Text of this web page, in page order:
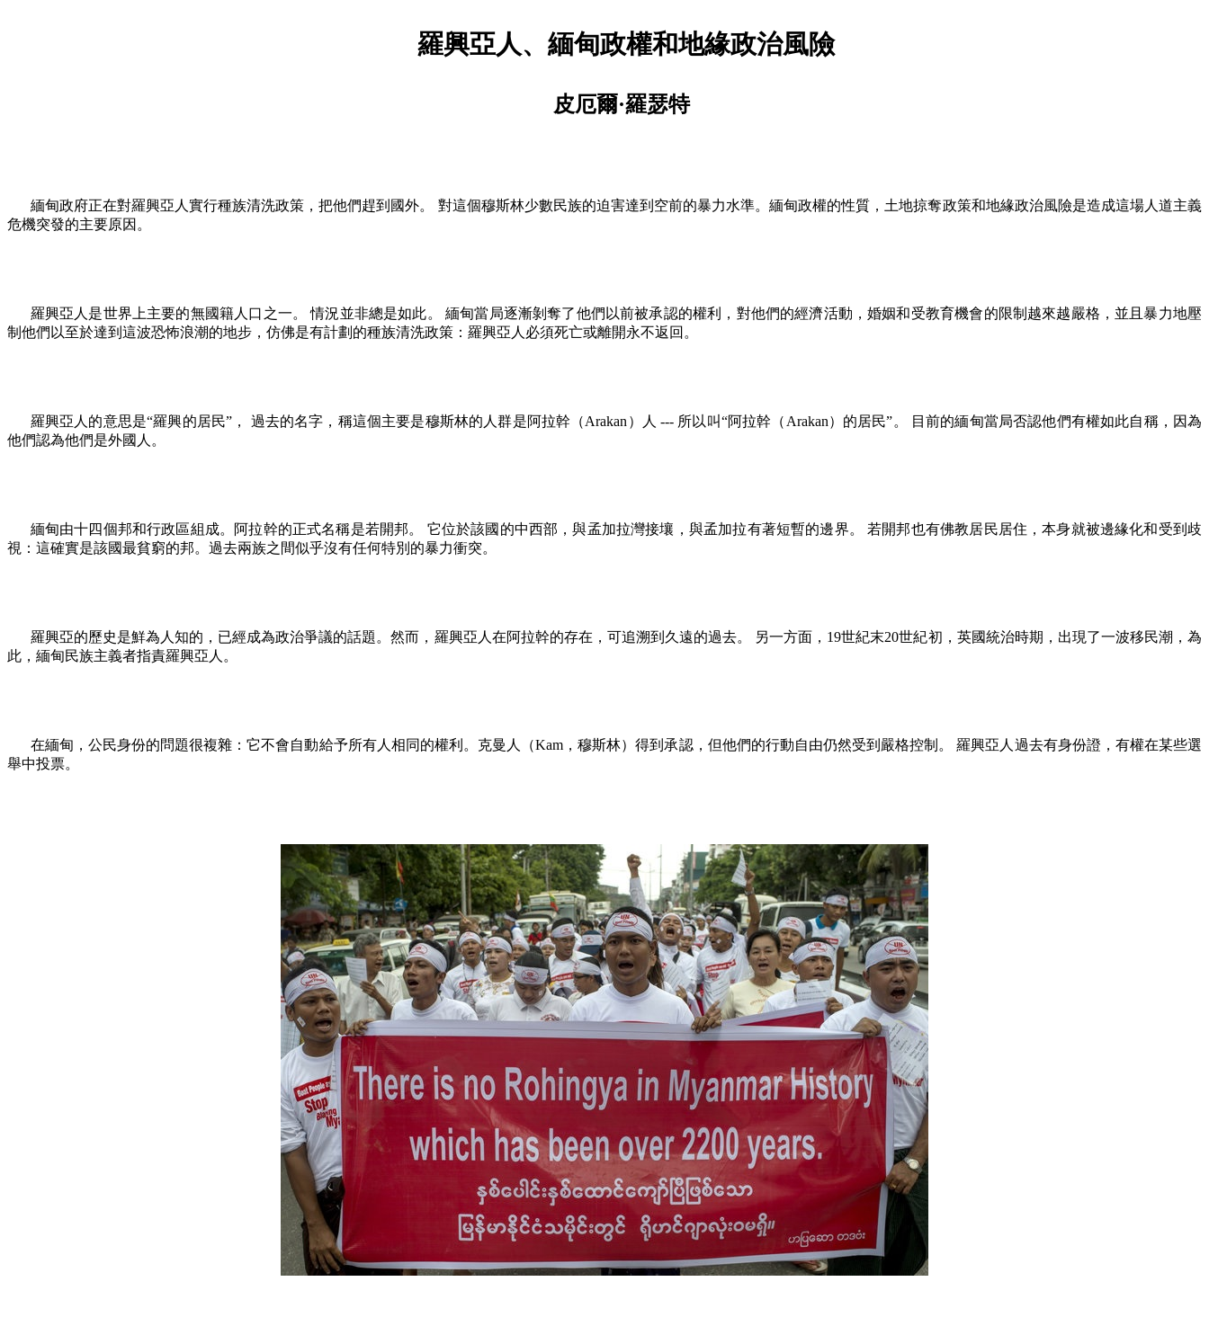
羅興亞人、緬甸政權和地緣政治風險
皮厄爾·羅瑟特
緬甸政府正在對羅興亞人實行種族清洗政策，把他們趕到國外。 對這個穆斯林少數民族的迫害達到空前的暴力水準。緬甸政權的性質，土地掠奪政策和地緣政治風險是造成這場人道主義
危機突發的主要原因。
羅興亞人是世界上主要的無國籍人口之一。 情況並非總是如此。 緬甸當局逐漸剝奪了他們以前被承認的權利，對他們的經濟活動，婚姻和受教育機會的限制越來越嚴格，並且暴力地壓
制他們以至於達到這波恐怖浪潮的地步，仿佛是有計劃的種族清洗政策：羅興亞人必須死亡或離開永不返回。
羅興亞人的意思是“羅興的居民” ， 過去的名字，稱這個主要是穆斯林的人群是阿拉幹（Arakan ）人 --- 所以叫“阿拉幹（ Arakan）的居民”。 目前的緬甸當局否認他們有權如此自稱，因為
他們認為他們是外國人。
緬甸由十四個邦和行政區組成。阿拉幹的正式名稱是若開邦。 它位於該國的中西部，與孟加拉灣接壤，與孟加拉有著短暫的邊界。 若開邦也有佛教居民居住，本身就被邊緣化和受到歧
視：這確實是該國最貧窮的邦。過去兩族之間似乎沒有任何特別的暴力衝突。
羅興亞的歷史是鮮為人知的，已經成為政治爭議的話題。然而，羅興亞人在阿拉幹的存在，可追溯到久遠的過去。 另一方面， 19世紀末20世紀初，英國統治時期，出現了一波移民潮，為
此，緬甸民族主義者指責羅興亞人。
在緬甸，公民身份的問題很複雜：它不會自動給予所有人相同的權利。克曼人（Kam ，穆斯林）得到承認，但他們的行動自由仍然受到嚴格控制。 羅興亞人過去有身份證，有權在某些選
舉中投票。